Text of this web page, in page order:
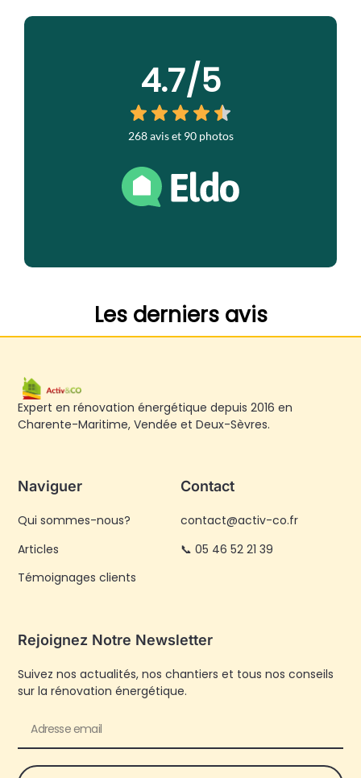
Expert en rénovation énergétique depuis 2016 en
Charente-Maritime, Vendée et Deux-Sèvres.
Naviguer
Qui sommes-nous?
Articles
Témoignages clients
Contact
contact@activ-co.fr
📞 05 46 52 21 39
Rejoignez Notre Newsletter
Suivez nos actualités, nos chantiers et tous nos conseils
sur la rénovation énergétique.